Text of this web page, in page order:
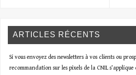
ARTICLES RÉCENTS
Si vous envoyez des newsletters à vos clients ou
recommandation sur les pixels de la CNIL